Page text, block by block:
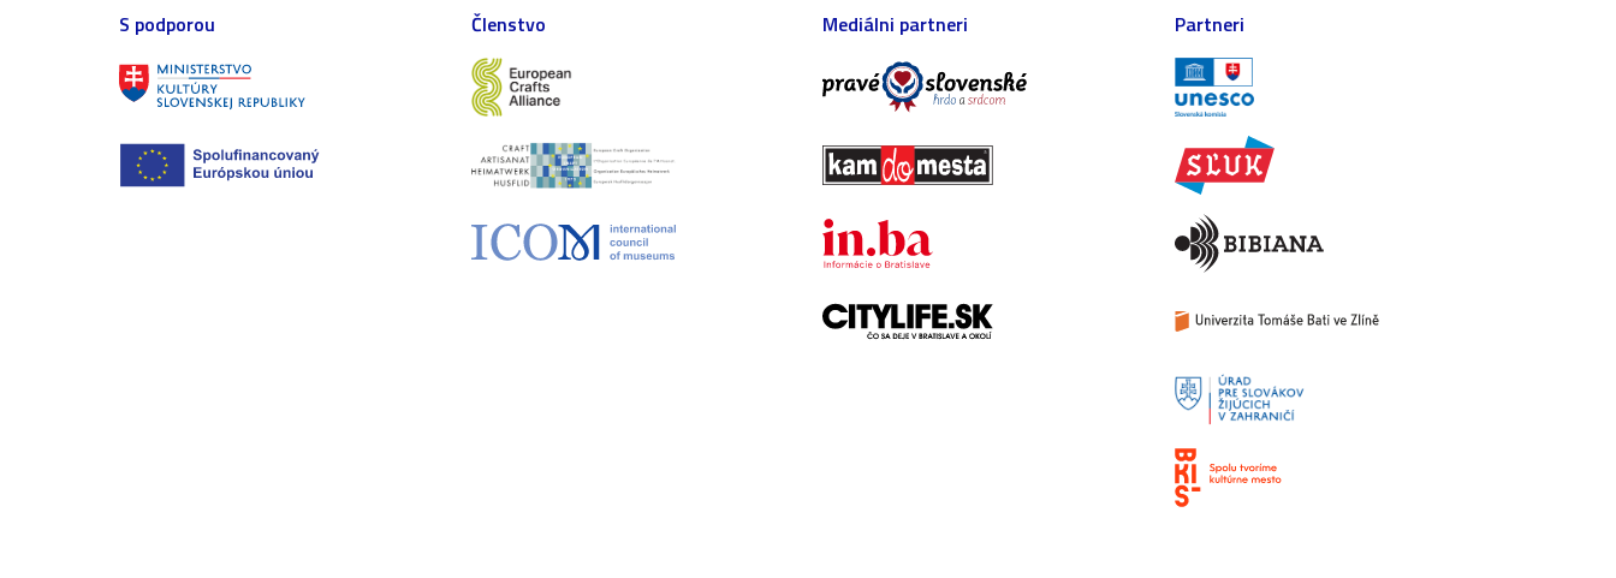
S podporou Členstvo Mediálni partneri Partneri